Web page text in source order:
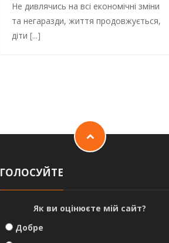
Не дивлячись на всі економічні зміни
та негаразди, життя продовжується,
діти [...]
ГОЛОСУЙТЕ
Як ви оцінюєте мій сайт?
Добре